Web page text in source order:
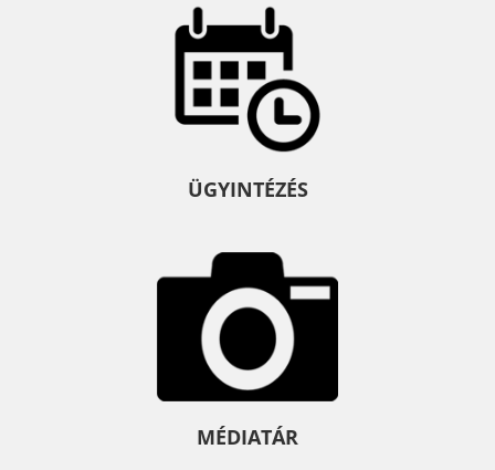
ÜGYINTÉZÉS
MÉDIATÁR